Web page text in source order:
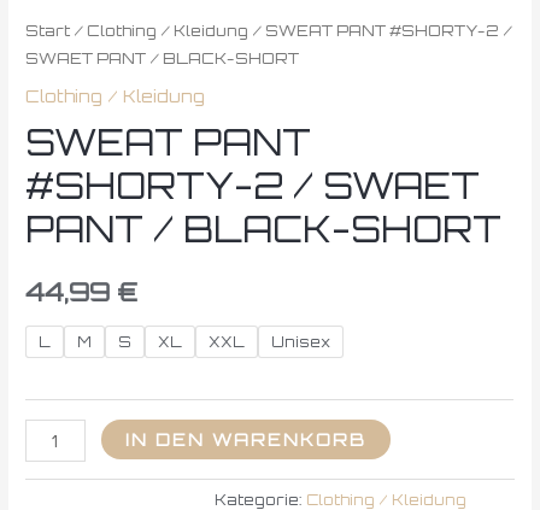
Start / Clothing / Kleidung / SWEAT PANT #SHORTY-2 /
SWAET PANT / BLACK-SHORT
Clothing / Kleidung
SWEAT PANT
#SHORTY-2 / SWAET
PANT / BLACK-SHORT
44,99 €
L M S XL XXL Unisex
IN DEN WARENKORB
Kategorie: Clothing / Kleidung